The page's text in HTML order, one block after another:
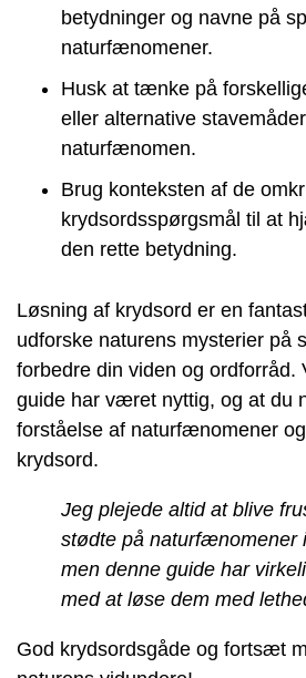
betydninger og navne på
naturfænomener.
Husk at tænke på
eller alternative
naturfænomen.
Brug konteksten af de
krydsordsspørgsmål til at
den rette betydning.
Løsning af krydsord er en
udforske naturens mysterier på
forbedre din viden og ordforråd.
guide har været nyttig, og at du
forståelse af naturfænomener
krydsord.
Jeg plejede altid at blive
stødte på naturfænomener
men denne guide har
med at løse dem med
God krydsordsgåde og fortsæt